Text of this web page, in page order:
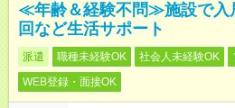
≪年齢＆経験不問≫施設で入
回など生活サポート
派遣 職種未経験OK 社会人未経験OK
WEB登録・面接OK